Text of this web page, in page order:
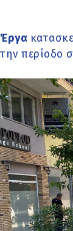
Έργα
την περίοδο